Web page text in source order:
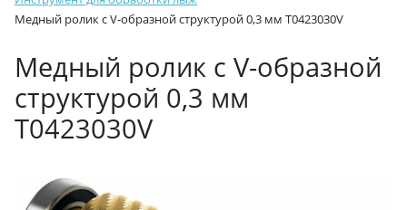
Медный ролик с V-образной структурой 0,3 мм T0423030V
Медный ролик с V-образной
структурой 0,3 мм
T0423030V